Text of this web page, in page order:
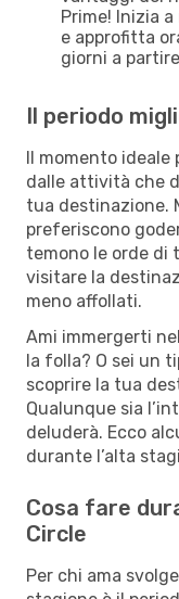
Prime! Inizia
e approfitta
giorni a
Il periodo
Il momento ideale
dalle attività che
tua destinazione.
preferiscono
temono le orde di
visitare la
meno affollati.
Ami immergerti
la folla? O sei un
scoprire la tua
Qualunque sia
deluderà. Ecco
durante l’alta
Cosa fare
Circle
Per chi ama